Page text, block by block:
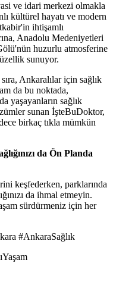
ve idari merkezi olmakla
kültürel hayatı ve modern
ihtişamlı
Anadolu Medeniyetleri
huzurlu atmosferine
sunuyor.
Ankaralılar için sağlık
da bu noktada,
yaşayanların sağlık
sunan İşteBuDoktor,
birkaç tıkla mümkün
da Ön Planda
keşfederken, parklarında
da ihmal etmeyin.
sürdürmeniz için her
#AnkaraSağlık